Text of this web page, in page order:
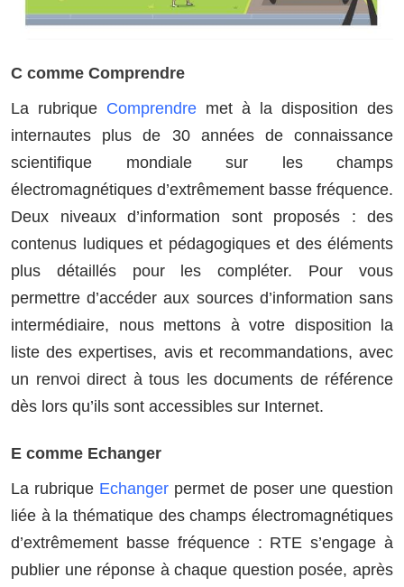
C comme Comprendre
La rubrique Comprendre met à la disposition des
internautes plus de 30 années de connaissance
scientifique mondiale sur les champs
électromagnétiques d’extrêmement basse fréquence.
Deux niveaux d’information sont proposés : des
contenus ludiques et pédagogiques et des éléments
plus détaillés pour les compléter. Pour vous
permettre d’accéder aux sources d’information sans
intermédiaire, nous mettons à votre disposition la
liste des expertises, avis et recommandations, avec
un renvoi direct à tous les documents de référence
dès lors qu’ils sont accessibles sur Internet.
E comme Echanger
La rubrique Echanger permet de poser une question
liée à la thématique des champs électromagnétiques
d’extrêmement basse fréquence : RTE s’engage à
publier une réponse à chaque question posée, après